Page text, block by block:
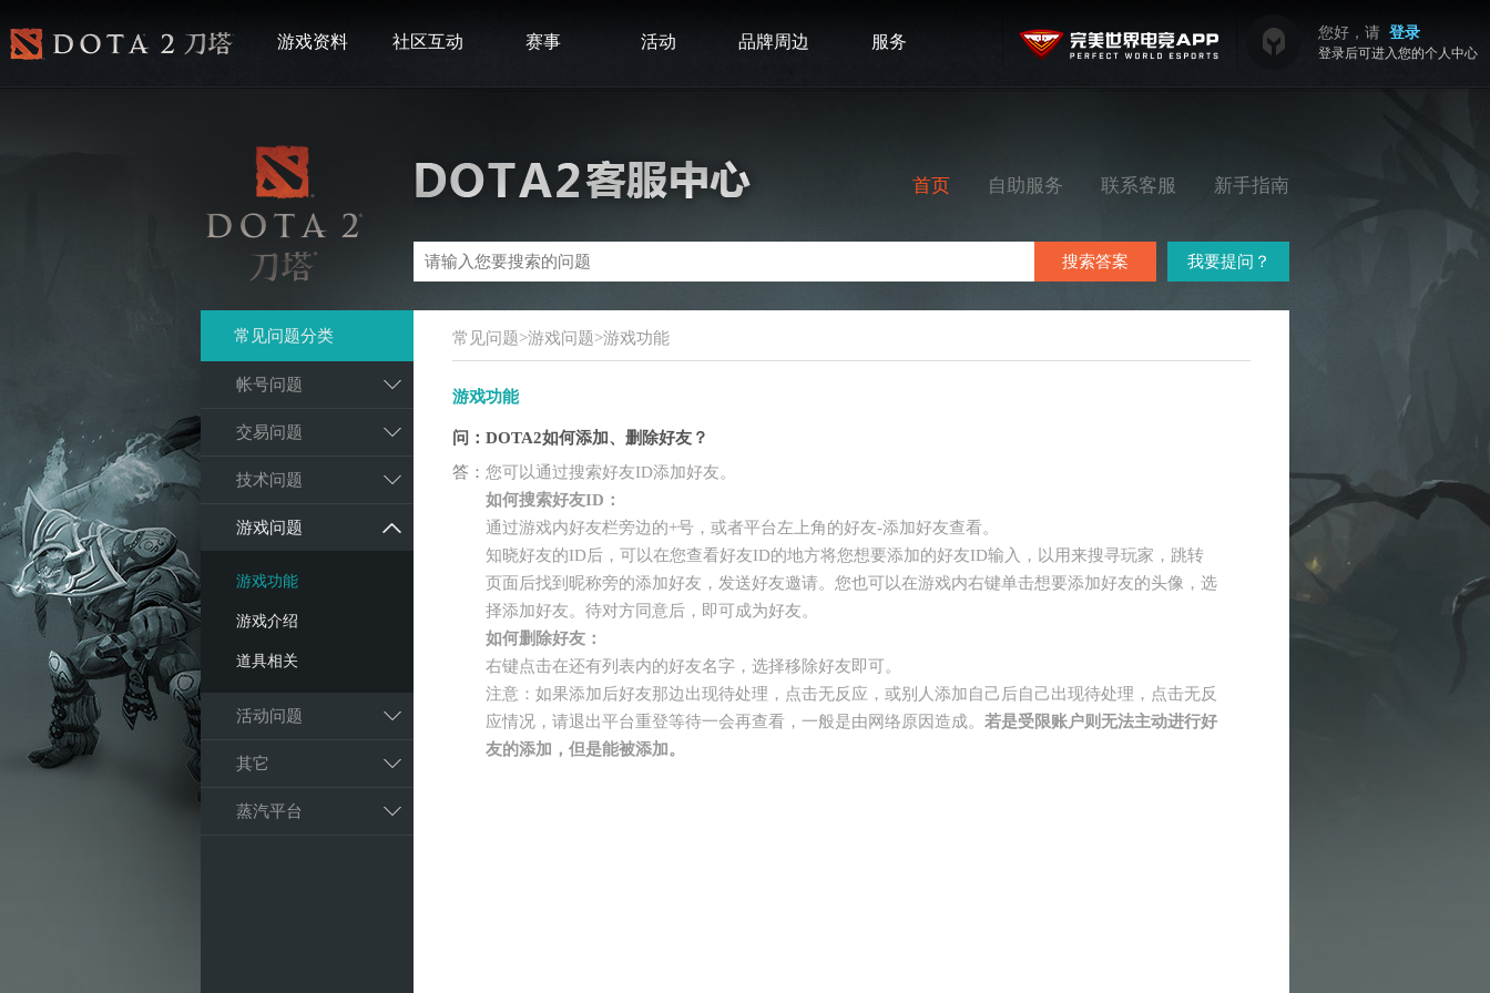
游戏资料 社区互动 赛事 活动 品牌周边 服务 您好，请 登录
登录后可进入您的个人中心
首页 自助服务 联系客服 新手指南
搜索答案 我要提问？
常见问题分类
帐号问题
交易问题
技术问题
游戏问题
游戏功能
游戏介绍
道具相关
活动问题
其它
蒸汽平台
常见问题>游戏问题>游戏功能
游戏功能
问： DOTA2如何添加、删除好友？
答： 您可以通过搜索好友ID添加好友。
如何搜索好友ID：
通过游戏内好友栏旁边的+号，或者平台左上角的好友-添加好友查看。
知晓好友的ID后，可以在您查看好友ID的地方将您想要添加的好友ID输入，以用来搜寻玩家，跳转
页面后找到昵称旁的添加好友，发送好友邀请。您也可以在游戏内右键单击想要添加好友的头像，选
择添加好友。待对方同意后，即可成为好友。
如何删除好友：
右键点击在还有列表内的好友名字，选择移除好友即可。
注意：如果添加后好友那边出现待处理，点击无反应，或别人添加自己后自己出现待处理，点击无反
应情况，请退出平台重登等待一会再查看，一般是由网络原因造成。 若是受限账户则无法主动进行好
友的添加，但是能被添加。